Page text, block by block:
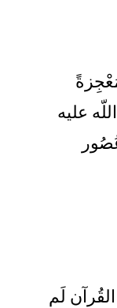
عليه
لَم